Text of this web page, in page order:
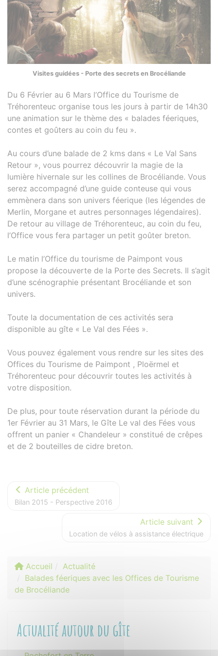
Visites guidées - Porte des secrets en Brocéliande
Du 6 Février au 6 Mars l’Office du Tourisme de
Tréhorenteuc organise tous les jours à partir de 14h30
une animation sur le thème des « balades féeriques,
contes et goûters au coin du feu ».
Au cours d’une balade de 2 kms dans « Le Val Sans
Retour », vous pourrez découvrir la magie de la
lumière hivernale sur les collines de Brocéliande. Vous
serez accompagné d’une guide conteuse qui vous
emmènera dans son univers féerique (les légendes de
Merlin, Morgane et autres personnages légendaires).
De retour au village de Tréhorenteuc, au coin du feu,
l’Office vous fera partager un petit goûter breton.
Le matin l’Office du tourisme de Paimpont vous
propose la découverte de la Porte des Secrets. Il s’agit
d’une scénographie présentant Brocéliande et son
univers.
Toute la documentation de ces activités sera
disponible au gîte « Le Val des Fées ».
Vous pouvez également vous rendre sur les sites des
Offices du Tourisme de Paimpont , Ploërmel et
Tréhorenteuc pour découvrir toutes les activités à
votre disposition.
De plus, pour toute réservation durant la période du
1er Février au 31 Mars, le Gîte Le val des Fées vous
offrent un panier « Chandeleur » constitué de crêpes
et de 2 bouteilles de cidre breton.
Article précédent
Bilan 2015 - Perspective 2016
Article suivant
Location de vélos à assistance électrique
Accueil
Actualité
Balades féeriques avec les Offices de Tourisme
de Brocéliande
Actualité autour du gîte